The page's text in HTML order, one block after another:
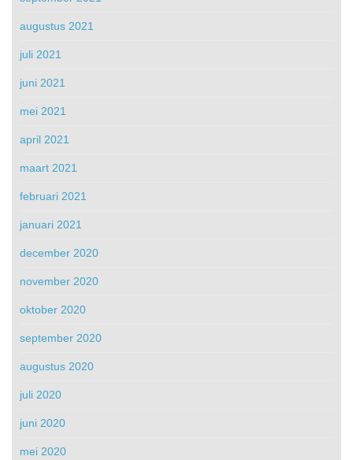
augustus 2021
juli 2021
juni 2021
mei 2021
april 2021
maart 2021
februari 2021
januari 2021
december 2020
november 2020
oktober 2020
september 2020
augustus 2020
juli 2020
juni 2020
mei 2020